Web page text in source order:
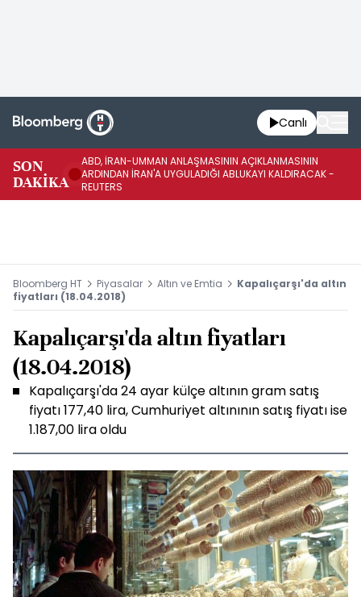
Canlı
SON
DAKİKA
ABD, İRAN-UMMAN ANLAŞMASININ AÇIKLANMASININ
ARDINDAN İRAN'A UYGULADIĞI ABLUKAYI KALDIRACAK -
REUTERS
Bloomberg HT Piyasalar Altın ve Emtia
Kapalıçarşı'da altın
fiyatları (18.04.2018)
Kapalıçarşı'da altın fiyatları
(18.04.2018)
Kapalıçarşı'da 24 ayar külçe altının gram satış
fiyatı 177,40 lira, Cumhuriyet altınının satış fiyatı ise
1.187,00 lira oldu